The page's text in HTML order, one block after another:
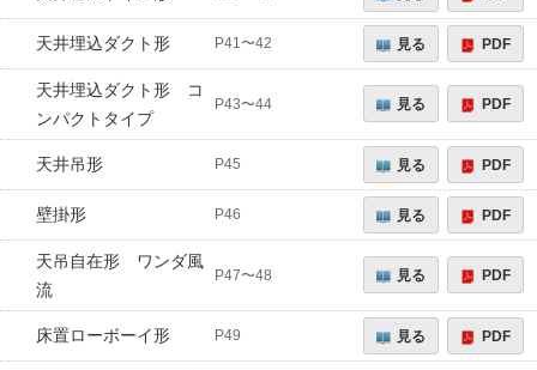
天井埋込ダクト形 P41〜42 見る PDF
天井埋込ダクト形 コ
ンパクトタイプ
P43〜44 見る PDF
天井吊形 P45 見る PDF
壁掛形 P46 見る PDF
天吊自在形 ワンダ風
流
P47〜48 見る PDF
床置ローボーイ形 P49 見る PDF